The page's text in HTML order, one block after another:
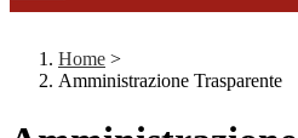
Home >
Amministrazione Trasparente